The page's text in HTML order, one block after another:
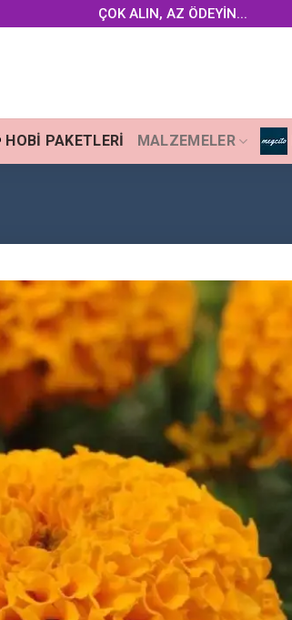
ÇOK ALIN, AZ ÖDEYİN...
HOBI PAKETLERI MALZEMELER